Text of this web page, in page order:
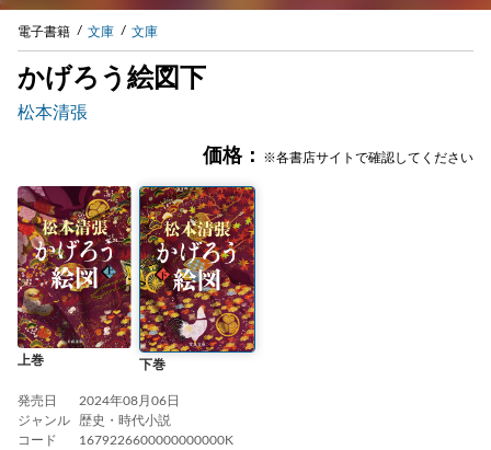
電子書籍 文庫 文庫
かげろう絵図下
松本清張
価格： ※各書店サイトで確認してください
上巻 下巻
発売日
2024年08月06日
ジャンル
歴史・時代小説
コード
1679226600000000000K